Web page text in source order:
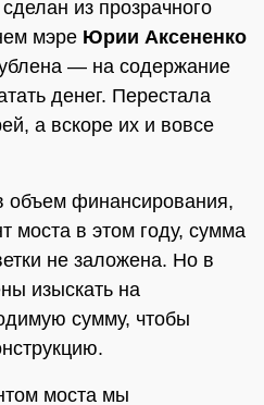
из прозрачного
мэре Юрии Аксененко
— на содержание
денег. Перестала
а вскоре их и вовсе
объем финансирования,
моста в этом году, сумма
не заложена. Но в
изыскать на
сумму, чтобы
моста мы